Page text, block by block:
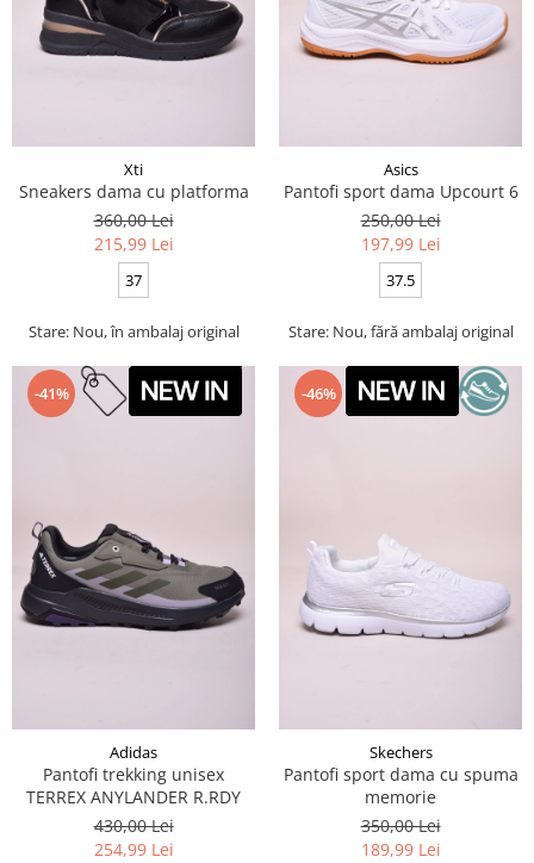
Xti
Sneakers dama cu platforma
360,00 Lei
215,99 Lei
37
Stare: Nou, în ambalaj original
Asics
Pantofi sport dama Upcourt 6
250,00 Lei
197,99 Lei
37.5
Stare: Nou, fără ambalaj original
-41%
Adidas
Pantofi trekking unisex
TERREX ANYLANDER R.RDY
430,00 Lei
254,99 Lei
-46%
Skechers
Pantofi sport dama cu spuma
memorie
350,00 Lei
189,99 Lei